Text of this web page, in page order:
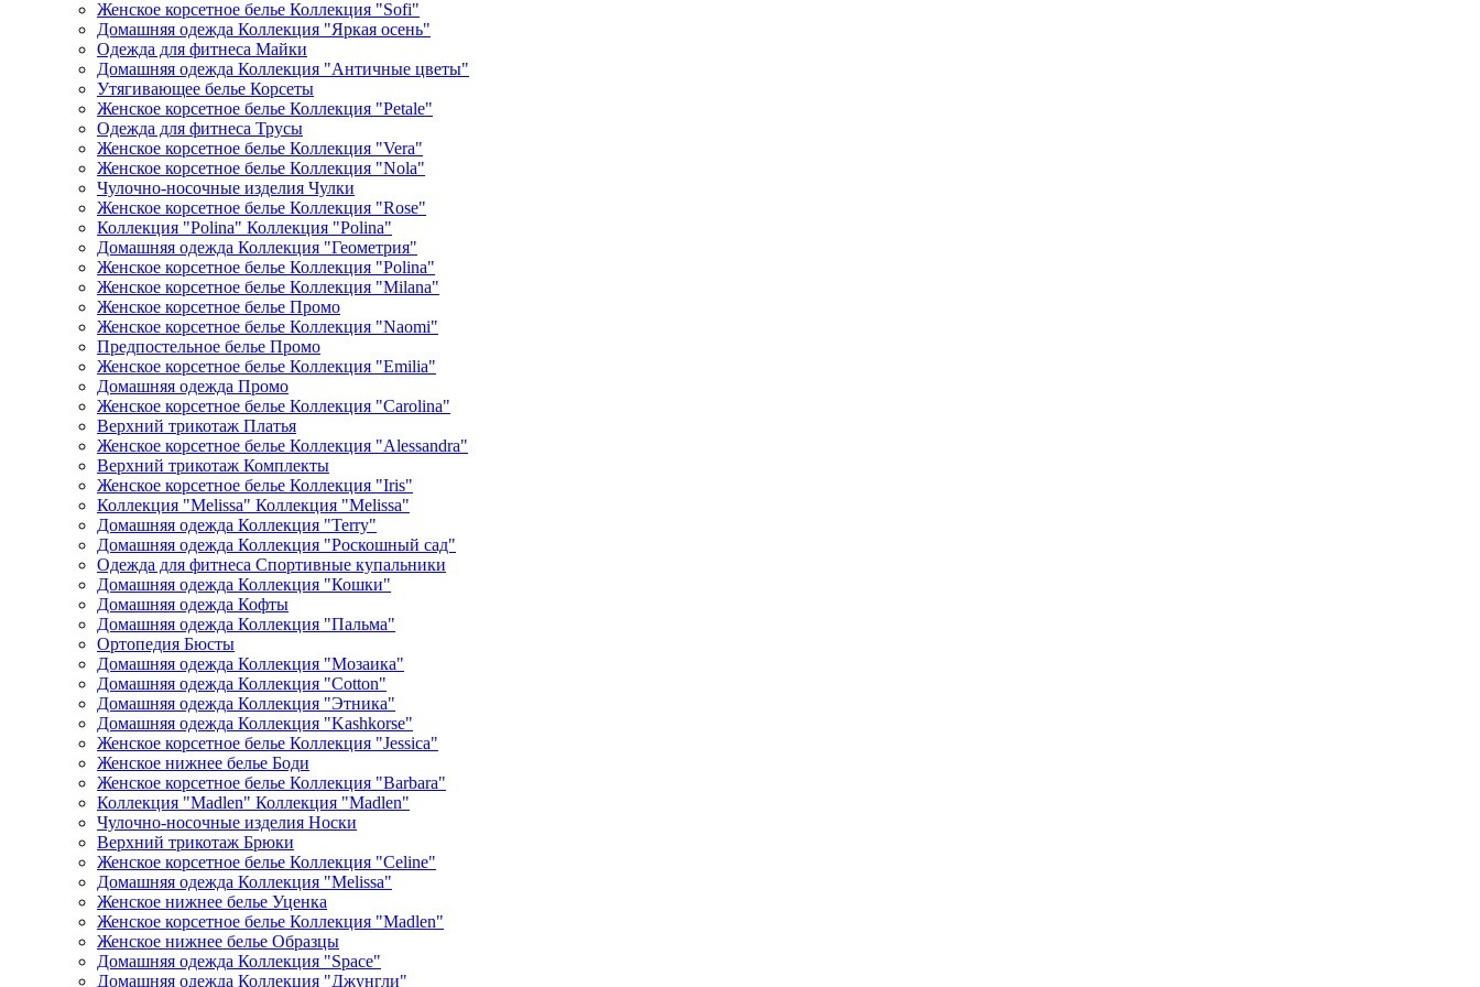
Женское корсетное белье Коллекция "Sofi"
Домашняя одежда Коллекция "Яркая осень"
Одежда для фитнеса Майки
Домашняя одежда Коллекция "Античные цветы"
Утягивающее белье Корсеты
Женское корсетное белье Коллекция "Petale"
Одежда для фитнеса Трусы
Женское корсетное белье Коллекция "Vera"
Женское корсетное белье Коллекция "Nola"
Чулочно-носочные изделия Чулки
Женское корсетное белье Коллекция "Rose"
Коллекция "Polina" Коллекция "Polina"
Домашняя одежда Коллекция "Геометрия"
Женское корсетное белье Коллекция "Polina"
Женское корсетное белье Коллекция "Milana"
Женское корсетное белье Промо
Женское корсетное белье Коллекция "Naomi"
Предпостельное белье Промо
Женское корсетное белье Коллекция "Emilia"
Домашняя одежда Промо
Женское корсетное белье Коллекция "Carolina"
Верхний трикотаж Платья
Женское корсетное белье Коллекция "Alessandra"
Верхний трикотаж Комплекты
Женское корсетное белье Коллекция "Iris"
Коллекция "Melissa" Коллекция "Melissa"
Домашняя одежда Коллекция "Terry"
Домашняя одежда Коллекция "Роскошный сад"
Одежда для фитнеса Спортивные купальники
Домашняя одежда Коллекция "Кошки"
Домашняя одежда Кофты
Домашняя одежда Коллекция "Пальма"
Ортопедия Бюсты
Домашняя одежда Коллекция "Мозаика"
Домашняя одежда Коллекция "Cotton"
Домашняя одежда Коллекция "Этника"
Домашняя одежда Коллекция "Kashkorse"
Женское корсетное белье Коллекция "Jessica"
Женское нижнее белье Боди
Женское корсетное белье Коллекция "Barbara"
Коллекция "Madlen" Коллекция "Madlen"
Чулочно-носочные изделия Носки
Верхний трикотаж Брюки
Женское корсетное белье Коллекция "Celine"
Домашняя одежда Коллекция "Melissa"
Женское нижнее белье Уценка
Женское корсетное белье Коллекция "Madlen"
Женское нижнее белье Образцы
Домашняя одежда Коллекция "Space"
Домашняя одежда Коллекция "Джунгли"